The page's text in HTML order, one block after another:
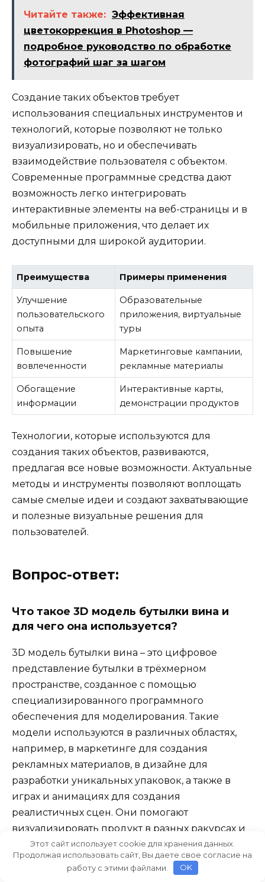
Читайте также: Эффективная
цветокоррекция в Photoshop —
подробное руководство по обработке
фотографий шаг за шагом
Создание таких объектов требует
использования специальных инструментов и
технологий, которые позволяют не только
визуализировать, но и обеспечивать
взаимодействие пользователя с объектом.
Современные программные средства дают
возможность легко интегрировать
интерактивные элементы на веб-страницы и в
мобильные приложения, что делает их
доступными для широкой аудитории.
Преимущества Примеры применения
Улучшение
пользовательского
опыта
Образовательные
приложения, виртуальные
туры
Повышение
вовлеченности
Маркетинговые кампании,
рекламные материалы
Обогащение
информации
Интерактивные карты,
демонстрации продуктов
Технологии, которые используются для
создания таких объектов, развиваются,
предлагая все новые возможности. Актуальные
методы и инструменты позволяют воплощать
самые смелые идеи и создают захватывающие
и полезные визуальные решения для
пользователей.
Вопрос-ответ:
Что такое 3D модель бутылки вина и
для чего она используется?
3D модель бутылки вина – это цифровое
представление бутылки в трёхмерном
пространстве, созданное с помощью
специализированного программного
обеспечения для моделирования. Такие
модели используются в различных областях,
например, в маркетинге для создания
рекламных материалов, в дизайне для
разработки уникальных упаковок, а также в
играх и анимациях для создания
реалистичных сцен. Они помогают
визуализировать продукт в разных ракурсах и
дают возможность увидеть, как он будет
выглядеть в реальной жизни.
Этот сайт использует cookie для хранения данных.
Продолжая использовать сайт, Вы даете свое согласие на
работу с этими файлами.
OK